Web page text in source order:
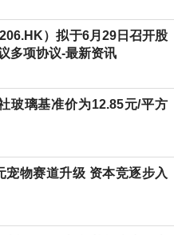
）拟于6月29日召开股
多项协议-最新资讯
玻璃基准价为12.85元/平方
宠物赛道升级 资本竞逐步入